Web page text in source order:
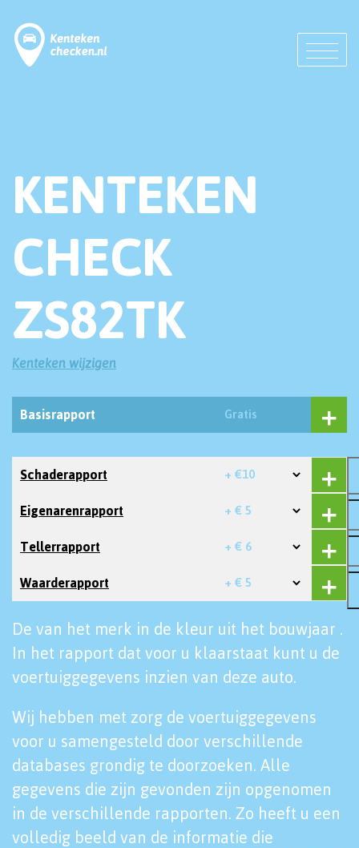
KENTEKEN
CHECK
ZS82TK
Kenteken wijzigen
Basisrapport Gratis
Schaderapport + €10
Eigenarenrapport + € 5
Tellerrapport + € 6
Waarderapport + € 5
De van het merk in de kleur uit het bouwjaar .
In het rapport dat voor u klaarstaat kunt u de
voertuiggegevens inzien van deze auto.
Wij hebben met zorg de voertuiggegevens
voor u samengesteld door verschillende
databases grondig te doorzoeken. Alle
gegevens die zijn gevonden zijn opgenomen
in de verschillende rapporten. Zo heeft u een
volledig beeld van de informatie die